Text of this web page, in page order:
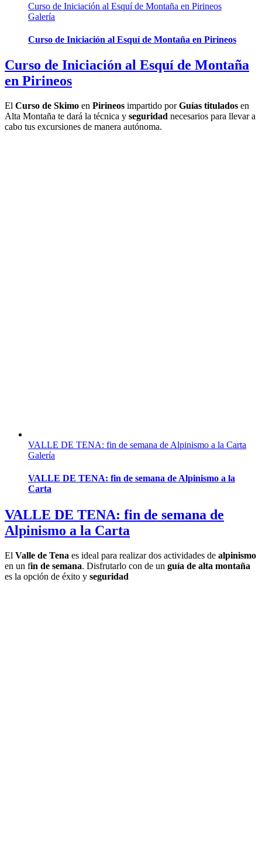
Curso de Iniciación al Esquí de Montaña en Pirineos
Galería
Curso de Iniciación al Esquí de Montaña en Pirineos
Curso de Iniciación al Esquí de Montaña
en Pirineos
El Curso de Skimo en Pirineos impartido porGuías titulados en
Alta Montaña te dará la técnica y seguridad necesarios para llevar a
cabo tus excursiones de manera autónoma.
VALLE DE TENA: fin de semana de Alpinismo a la Carta
Galería
VALLE DE TENA: fin de semana de Alpinismo a la
Carta
VALLE DE TENA: fin de semana de
Alpinismo a la Carta
El Valle de Tena es ideal para realizar dos actividades de alpinismo
en un fin de semana. Disfrutarlo con de un guía de alta montaña
es la opción de éxito y seguridad